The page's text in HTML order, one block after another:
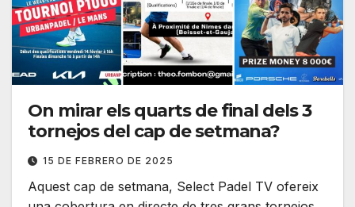
On mirar els quarts de final dels 3
tornejos del cap de setmana?
15 DE FEBRERO DE 2025
Aquest cap de setmana, Select Padel TV ofereix